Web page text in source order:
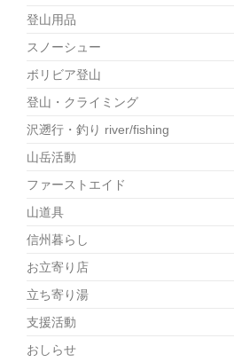
登山用品
スノーシュー
ボリビア登山
登山・クライミング
沢遡行・釣り river/fishing
山岳活動
ファーストエイド
山道具
信州暮らし
お立寄り店
立ち寄り湯
支援活動
おしらせ